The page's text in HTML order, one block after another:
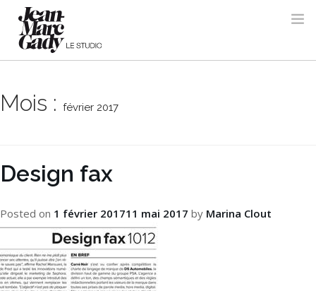
Mois : février 2017
Design fax
Posted on 1 février 201711 mai 2017 by Marina Clout